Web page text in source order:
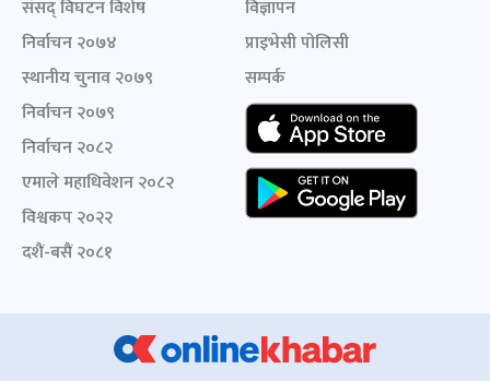
संसद् विघटन विशेष
निर्वाचन २०७४
स्थानीय चुनाव २०७९
निर्वाचन २०७९
निर्वाचन २०८२
एमाले महाधिवेशन २०८२
विश्वकप २०२२
दशैं-बसैं २०८१
विज्ञापन
प्राइभेसी पोलिसी
सम्पर्क